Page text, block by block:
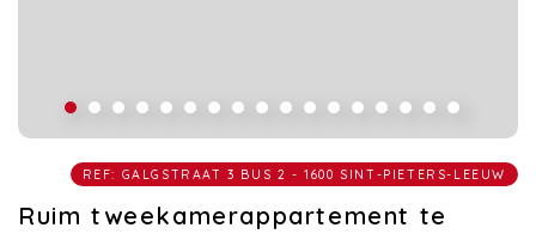
REF: GALGSTRAAT 3 BUS 2 - 1600 SINT-PIETERS-LEEUW
Ruim tweekamerappartement te